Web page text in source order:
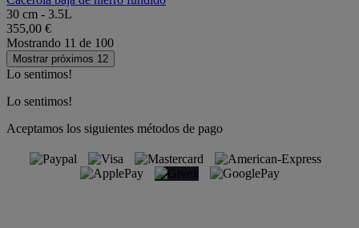
30 cm - 3.5L
355,00 €
Mostrando 11 de 100
Mostrar próximos 12
Lo sentimos!
Lo sentimos!
Aceptamos los siguientes métodos de pago